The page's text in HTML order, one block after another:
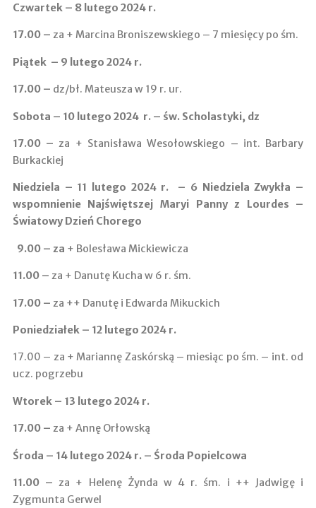
Czwartek – 8 lutego 2024 r.
17.00 – za + Marcina Broniszewskiego – 7 miesięcy po śm.
Piątek – 9 lutego 2024 r.
17.00 – dz/bł. Mateusza w 19 r. ur.
Sobota – 10 lutego 2024 r. – św. Scholastyki, dz
17.00 –za + Stanisława Wesołowskiego – int. Barbary
Burkackiej
Niedziela – 11 lutego 2024 r. – 6 Niedziela Zwykła –
wspomnienie Najświętszej Maryi Panny z Lourdes –
Światowy Dzień Chorego
9.00 – za + Bolesława Mickiewicza
11.00 ­– za + Danutę Kucha w 6 r. śm.
17.00 – za ++ Danutę i Edwarda Mikuckich
Poniedziałek – 12 lutego 2024 r.
17.00 – za + Mariannę Zaskórską – miesiąc po śm. – int. od
ucz. pogrzebu
Wtorek – 13 lutego 2024 r.
17.00 – za + Annę Orłowską
Środa – 14 lutego 2024 r. – Środa Popielcowa
11.00 –za + Helenę Żynda w 4 r. śm. i ++ Jadwigę i
Zygmunta Gerwel